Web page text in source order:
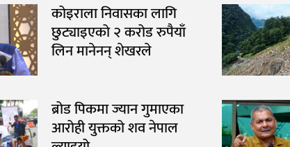
कोइराला निवासका लागि
छुट्याइएको २ करोड रुपैयाँ
लिन मानेनन् शेखरले
ब्रोड पिकमा ज्यान गुमाएका
आरोही युक्तको शव नेपाल